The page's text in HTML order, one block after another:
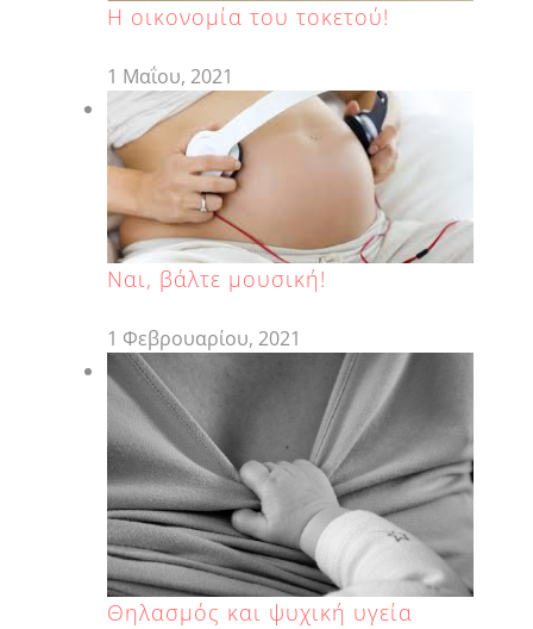
H οικονομία του τοκετού!
1 Μαΐου, 2021
Ναι, βάλτε μουσική!
1 Φεβρουαρίου, 2021
Θηλασμός και ψυχική υγεία